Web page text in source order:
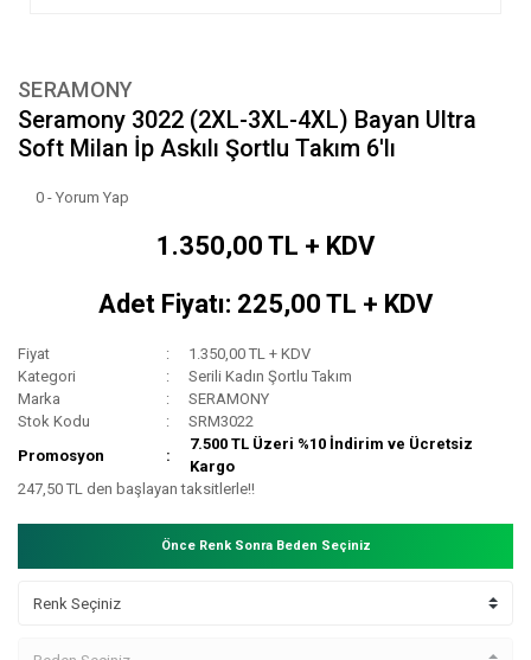
SERAMONY
Seramony 3022 (2XL-3XL-4XL) Bayan Ultra
Soft Milan İp Askılı Şortlu Takım 6'lı
0 - Yorum Yap
1.350,00 TL + KDV
Adet Fiyatı: 225,00 TL + KDV
Fiyat
1.350,00 TL + KDV
Kategori
Serili Kadın Şortlu Takım
Marka
SERAMONY
Stok Kodu
SRM3022
Promosyon
7.500 TL Üzeri %10 İndirim ve Ücretsiz
Kargo
247,50 TL den başlayan taksitlerle!!
Önce Renk Sonra Beden Seçiniz